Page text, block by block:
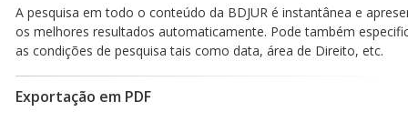
A pesquisa em todo o conteúdo da BDJUR é instantânea e
os melhores resultados automaticamente. Pode também
as condições de pesquisa tais como data, área de Direito, etc.
Exportação em PDF